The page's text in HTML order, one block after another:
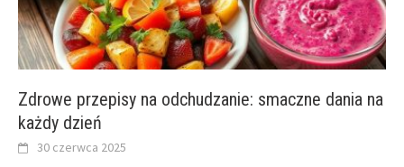
Zdrowe przepisy na odchudzanie: smaczne dania na
każdy dzień
30 czerwca 2025